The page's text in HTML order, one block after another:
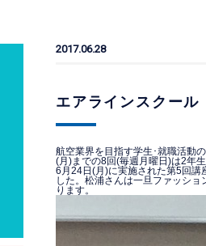
2017.06.28
エアラインスクール
航空業界を目指す学生･就職活動
(月)までの8回(毎週月曜日)は2年
6月24日(月)に実施された第5回講
した。松浦さんは一旦ファッシ
ります。